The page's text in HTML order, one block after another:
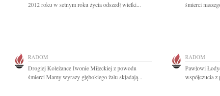
2012 roku w setnym roku życia odszedł wielki...
śmierci
RADOM
Drogiej Koleżance Iwonie Miłeckiej z powodu
śmierci Mamy wyrazy głębokiego żalu składają...
RADOM
Pawłowi
współczucia